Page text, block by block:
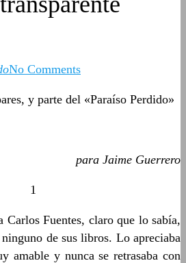
No Comments
y parte del «Paraíso Perdido»
para Jaime Guerrero
1
Fuentes, claro que lo sabía,
de sus libros. Lo apreciaba
amable y nunca se retrasaba con